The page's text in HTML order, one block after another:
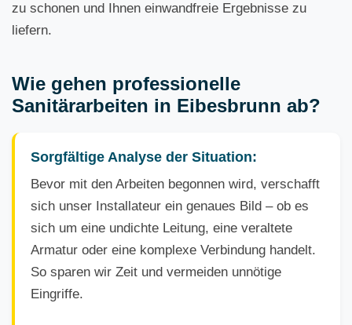
zu schonen und Ihnen einwandfreie Ergebnisse zu
liefern.
Wie gehen professionelle
Sanitärarbeiten in Eibesbrunn ab?
Sorgfältige Analyse der Situation:
Bevor mit den Arbeiten begonnen wird, verschafft
sich unser Installateur ein genaues Bild – ob es
sich um eine undichte Leitung, eine veraltete
Armatur oder eine komplexe Verbindung handelt.
So sparen wir Zeit und vermeiden unnötige
Eingriffe.